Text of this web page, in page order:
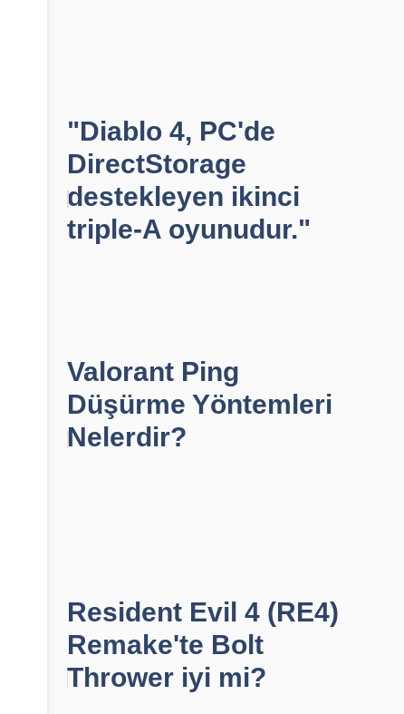
"Diablo 4, PC'de
DirectStorage
destekleyen ikinci
triple-A oyunudur."
Valorant Ping
Düşürme Yöntemleri
Nelerdir?
Resident Evil 4 (RE4)
Remake'te Bolt
Thrower iyi mi?